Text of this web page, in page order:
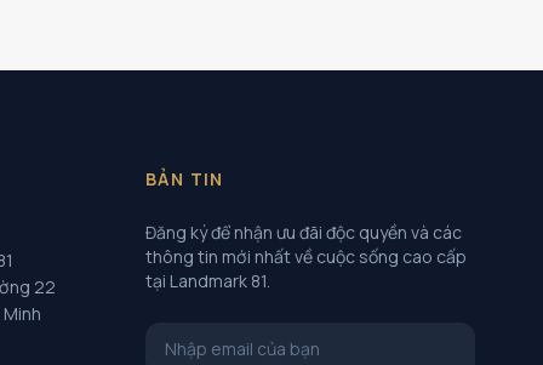
22
Minh
BẢN TIN
Đăng ký để nhận ưu đãi độc quyền và các
thông tin mới nhất về cuộc sống cao cấp
tại Landmark 81.